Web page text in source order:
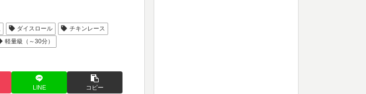
ダイスロール
チキンレース
軽量級（～30分）
LINE コピー